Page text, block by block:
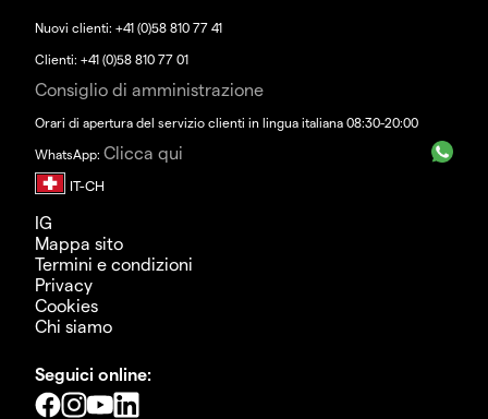
Nuovi clienti: +41 (0)58 810 77 41
Clienti: +41 (0)58 810 77 01
Consiglio di amministrazione
Orari di apertura del servizio clienti in lingua italiana 08:30-20:00
WhatsApp: Clicca qui
IG
Mappa sito
Termini e condizioni
Privacy
Cookies
Chi siamo
Seguici online: